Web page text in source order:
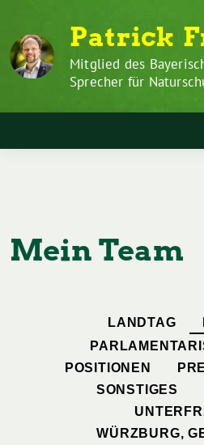
Inhalt
springen
zum
Inhalt
Patrick
Mitglied des
Sprecher für
Mein Team
LANDTAG
POSITIONEN
SONSTIGES
WÜRZBURG,